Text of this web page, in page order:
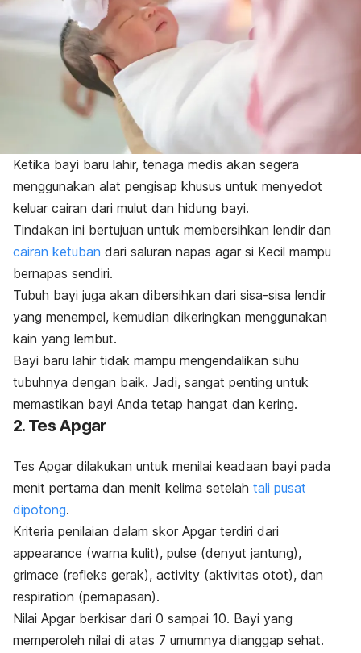
Ketika bayi baru lahir, tenaga medis akan segera
menggunakan alat pengisap khusus untuk menyedot
keluar cairan dari mulut dan hidung bayi.
Tindakan ini bertujuan untuk membersihkan lendir dan
cairan ketuban dari saluran napas agar si Kecil mampu
bernapas sendiri.
Tubuh bayi juga akan dibersihkan dari sisa-sisa lendir
yang menempel, kemudian dikeringkan menggunakan
kain yang lembut.
Bayi baru lahir tidak mampu mengendalikan suhu
tubuhnya dengan baik. Jadi, sangat penting untuk
memastikan bayi Anda tetap hangat dan kering.
2. Tes Apgar
Tes Apgar dilakukan untuk menilai keadaan bayi pada
menit pertama dan menit kelima setelah tali pusat
dipotong.
Kriteria penilaian dalam skor Apgar terdiri dari
appearance (warna kulit), pulse (denyut jantung),
grimace (refleks gerak), activity (aktivitas otot), dan
respiration (pernapasan).
Nilai Apgar berkisar dari 0 sampai 10. Bayi yang
memperoleh nilai di atas 7 umumnya dianggap sehat.